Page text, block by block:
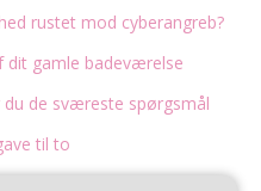
rustet mod cyberangreb?
dit gamle badeværelse
du de sværeste spørgsmål
til to